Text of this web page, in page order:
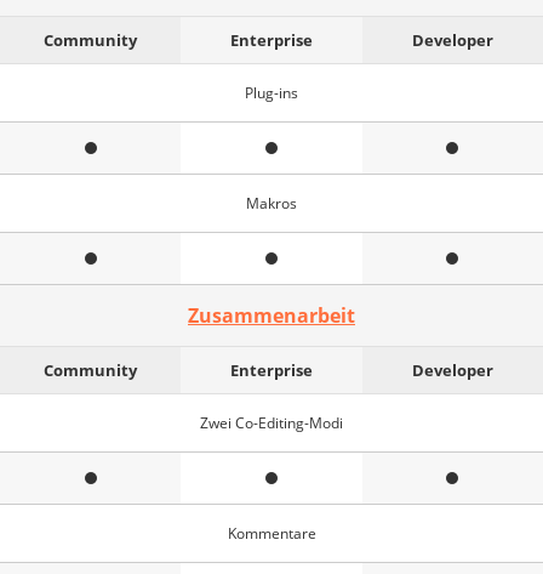
Community Enterprise Developer
Plug-ins
Makros
Zusammenarbeit
Community Enterprise Developer
Zwei Co-Editing-Modi
Kommentare